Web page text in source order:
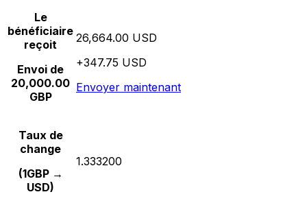
Le
bénéficiaire
reçoit
Envoi de
20,000.00
GBP
26,664.00 USD
+347.75 USD
Envoyer maintenant
Taux de
change
(1GBP →
USD)
1.333200